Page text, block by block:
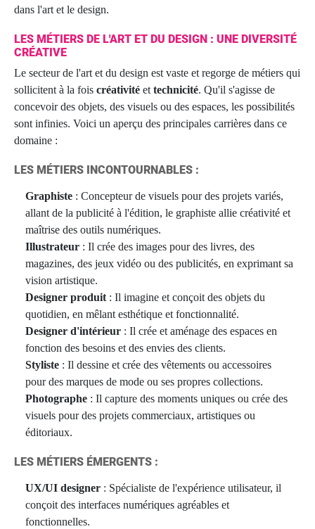
dans l'art et le design.
LES MÉTIERS DE L'ART ET DU DESIGN : UNE DIVERSITÉ
CRÉATIVE
Le secteur de l'art et du design est vaste et regorge de métiers qui
sollicitent à la fois créativité et technicité. Qu'il s'agisse de
concevoir des objets, des visuels ou des espaces, les possibilités
sont infinies. Voici un aperçu des principales carrières dans ce
domaine :
LES MÉTIERS INCONTOURNABLES :
Graphiste : Concepteur de visuels pour des projets variés,
allant de la publicité à l'édition, le graphiste allie créativité et
maîtrise des outils numériques.
Illustrateur : Il crée des images pour des livres, des
magazines, des jeux vidéo ou des publicités, en exprimant sa
vision artistique.
Designer produit : Il imagine et conçoit des objets du
quotidien, en mêlant esthétique et fonctionnalité.
Designer d'intérieur : Il crée et aménage des espaces en
fonction des besoins et des envies des clients.
Styliste : Il dessine et crée des vêtements ou accessoires
pour des marques de mode ou ses propres collections.
Photographe : Il capture des moments uniques ou crée des
visuels pour des projets commerciaux, artistiques ou
éditoriaux.
LES MÉTIERS ÉMERGENTS :
UX/UI designer : Spécialiste de l'expérience utilisateur, il
conçoit des interfaces numériques agréables et
fonctionnelles.